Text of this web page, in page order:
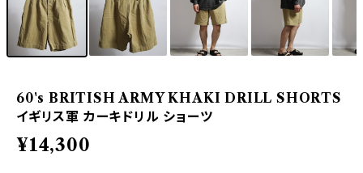
60's BRITISH ARMY KHAKI DRILL SHORTS
イギリス軍 カーキドリル ショーツ
¥14,300